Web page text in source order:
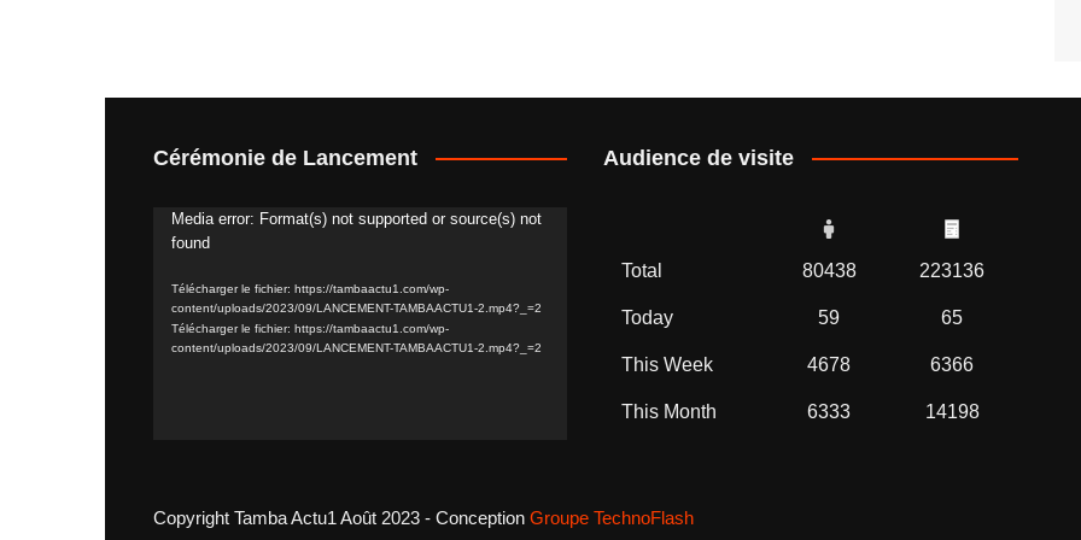
Cérémonie de Lancement
Lecteur
vidéo
Media error: Format(s) not supported or source(s) not
found
Télécharger le fichier: https://tambaactu1.com/wp-
content/uploads/2023/09/LANCEMENT-TAMBAACTU1-2.mp4?_=2
Télécharger le fichier: https://tambaactu1.com/wp-
content/uploads/2023/09/LANCEMENT-TAMBAACTU1-2.mp4?_=2
Audience de visite
Total 80438 223136
Today 59 65
This Week 4678 6366
This Month 6333 14198
Copyright Tamba Actu1 Août 2023 - Conception Groupe TechnoFlash